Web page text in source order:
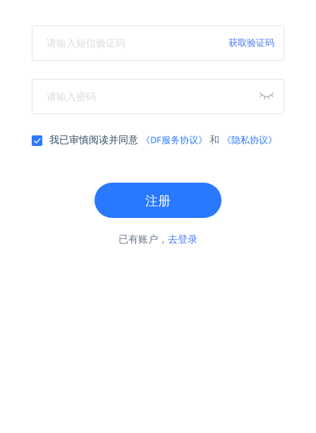
获取验证码
我已审慎阅读并同意 《DF服务协议》 和 《隐私协议》
注册
已有账户， 去登录